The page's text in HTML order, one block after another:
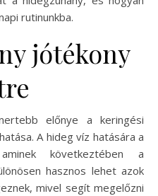
rutinunkba.
jótékony
előnye a keringési
A hideg víz hatására a
következtében a
hasznos lehet azok
mivel segít megelőzni